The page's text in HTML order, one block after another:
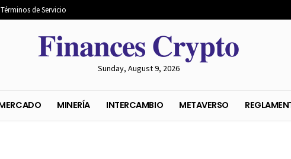
Términos de Servicio
𝐅𝐢𝐧𝐚𝐧𝐜𝐞𝐬 𝐂𝐫𝐲𝐩𝐭𝐨
Sunday, August 9, 2026